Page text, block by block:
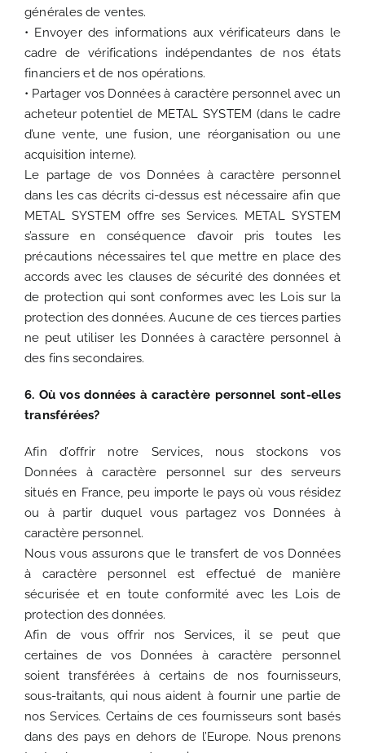
générales de ventes.
• Envoyer des informations aux vérificateurs dans le
cadre de vérifications indépendantes de nos états
financiers et de nos opérations.
• Partager vos Données à caractère personnel avec un
acheteur potentiel de METAL SYSTEM (dans le cadre
d’une vente, une fusion, une réorganisation ou une
acquisition interne).
Le partage de vos Données à caractère personnel
dans les cas décrits ci-dessus est nécessaire afin que
METAL SYSTEM offre ses Services. METAL SYSTEM
s’assure en conséquence d’avoir pris toutes les
précautions nécessaires tel que mettre en place des
accords avec les clauses de sécurité des données et
de protection qui sont conformes avec les Lois sur la
protection des données. Aucune de ces tierces parties
ne peut utiliser les Données à caractère personnel à
des fins secondaires.
6. Où vos données à caractère personnel sont-elles
transférées?
Afin d’offrir notre Services, nous stockons vos
Données à caractère personnel sur des serveurs
situés en France, peu importe le pays où vous résidez
ou à partir duquel vous partagez vos Données à
caractère personnel.
Nous vous assurons que le transfert de vos Données
à caractère personnel est effectué de manière
sécurisée et en toute conformité avec les Lois de
protection des données.
Afin de vous offrir nos Services, il se peut que
certaines de vos Données à caractère personnel
soient transférées à certains de nos fournisseurs,
sous-traitants, qui nous aident à fournir une partie de
nos Services. Certains de ces fournisseurs sont basés
dans des pays en dehors de l’Europe. Nous prenons